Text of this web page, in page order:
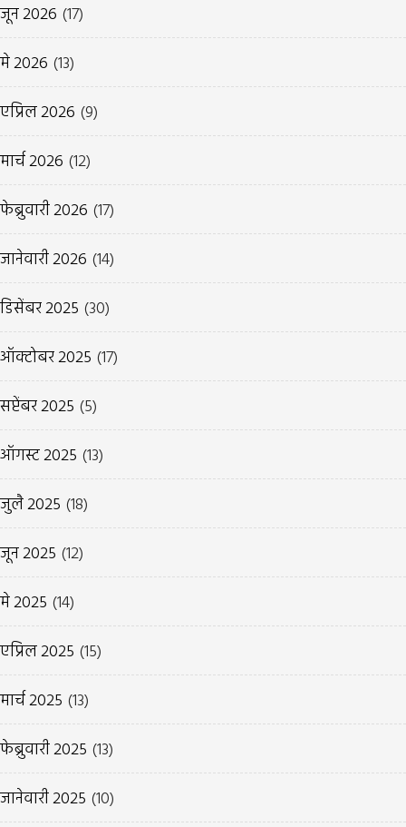
जून 2026 (17)
मे 2026 (13)
एप्रिल 2026 (9)
मार्च 2026 (12)
फेब्रुवारी 2026 (17)
जानेवारी 2026 (14)
डिसेंबर 2025 (30)
ऑक्टोबर 2025 (17)
सप्टेंबर 2025 (5)
ऑगस्ट 2025 (13)
जुलै 2025 (18)
जून 2025 (12)
मे 2025 (14)
एप्रिल 2025 (15)
मार्च 2025 (13)
फेब्रुवारी 2025 (13)
जानेवारी 2025 (10)